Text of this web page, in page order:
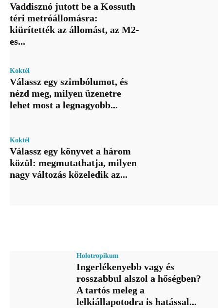
Vaddisznó jutott be a Kossuth
téri metróállomásra:
kiürítették az állomást, az M2-
es...
Koktél
Válassz egy szimbólumot, és
nézd meg, milyen üzenetre
lehet most a legnagyobb...
Koktél
Válassz egy könyvet a három
közül: megmutathatja, milyen
nagy változás közeledik az...
Holotropikum
Ingerlékenyebb vagy és
rosszabbul alszol a hőségben?
A tartós meleg a
lelkiállapotodra is hatással...